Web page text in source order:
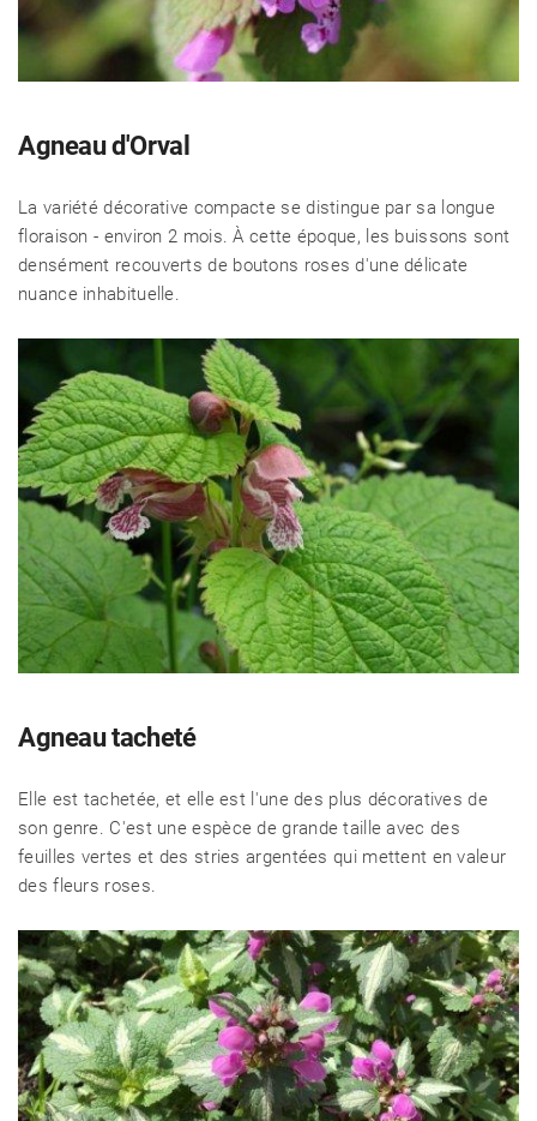
Agneau d'Orval
La variété décorative compacte se distingue par sa longue
floraison - environ 2 mois. À cette époque, les buissons sont
densément recouverts de boutons roses d'une délicate
nuance inhabituelle.
Agneau tacheté
Elle est tachetée, et elle est l'une des plus décoratives de
son genre. C'est une espèce de grande taille avec des
feuilles vertes et des stries argentées qui mettent en valeur
des fleurs roses.